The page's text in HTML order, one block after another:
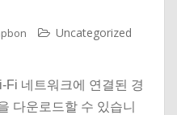
Uncategorized
Fi 네트워크에 연결된 경
다운로드할 수 있습니